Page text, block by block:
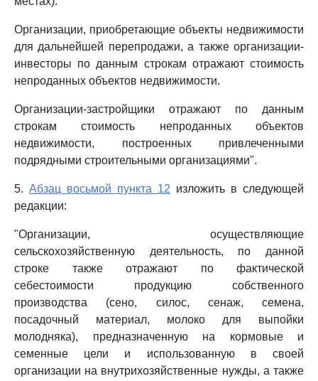
Организации, приобретающие объекты недвижимости
для дальнейшей перепродажи, а также организации-
инвесторы по данным строкам отражают стоимость
непроданных объектов недвижимости.
Организации-застройщики отражают по данным
строкам стоимость непроданных объектов
недвижимости, построенных привлеченными
подрядными строительными организациями".
5. Абзац восьмой пункта 12 изложить в следующей
редакции:
"Организации, осуществляющие
сельскохозяйственную деятельность, по данной
строке также отражают по фактической
себестоимости продукцию собственного
производства (сено, силос, сенаж, семена,
посадочный материал, молоко для выпойки
молодняка), предназначенную на кормовые и
семенные цели и использованную в своей
организации на внутрихозяйственные нужды, а также